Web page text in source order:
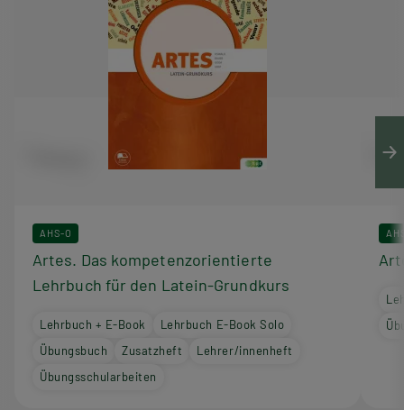
AHS-O
Artes. Das kompetenzorientierte
Lehrbuch für den Latein-Grundkurs
Lehrbuch + E-Book
Lehrbuch E-Book Solo
Übungsbuch
Zusatzheft
Lehrer/innenheft
Übungsschularbeiten